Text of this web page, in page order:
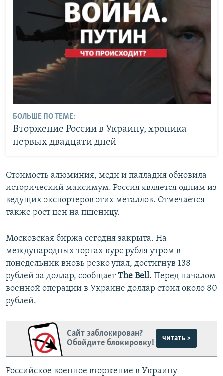
БОЛЬШЕ ПО ТЕМЕ:
Вторжение России в Украину, хроника
первых двадцати дней
Стоимость алюминия, меди и палладия обновила
исторический максимум. Россия является одним из
ведущих экспортеров этих металлов. Отмечается
также рост цен на пшеницу.
Московская биржа сегодня закрыта. На
международных торгах курс рубля утром в
понедельник вновь резко упал, достигнув 138
рублей за доллар, сообщаетThe Bell. Перед началом
военной операции в Украине доллар стоил около 80
рублей.
Сайт заблокирован?
Обойдите блокировку!
читать >
Российское военное вторжение в Украину